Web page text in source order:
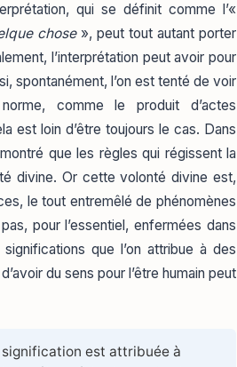
qui se définit comme l’«
chose», peut tout autant porter
l’interprétation peut avoir pour
spontanément, l’on est tenté de voir
comme le produit d’actes
est loin d’être toujours le cas. Dans
que les règles qui régissent la
divine. Or cette volonté divine est,
le tout entremêlé de phénomènes
pour l’essentiel, enfermées dans
que l’on attribue à des
du sens pour l’être humain peut
est attribuée à